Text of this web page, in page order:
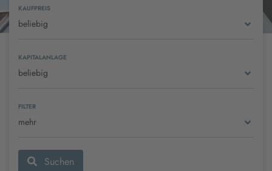
KAUFPREIS
beliebig
KAPITALANLAGE
beliebig
FILTER
mehr
Suchen